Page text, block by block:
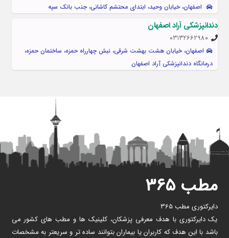
اصفهان، خیابان وحید، ابتدای محتشم کاشانی، جنب بانک سپه
دندانپزشکی آراد اصفهان
03132662980
اصفهان، خیابان هشت بهشت شرقی، نبش چهارراه حمزه، ساختمان حمزه،
درمانگاه دندانپزشکی آراد اصفهان
مطب ۳۶۵
دایرکتوری مطب 365
یک دایرکتوری با هدف معرفی پزشکان، کلینیک ها و مطب های کشور می
باشد با این هدف که کاربران یا بیماران بتوانند ساده تر و سریعتر به مشخصات